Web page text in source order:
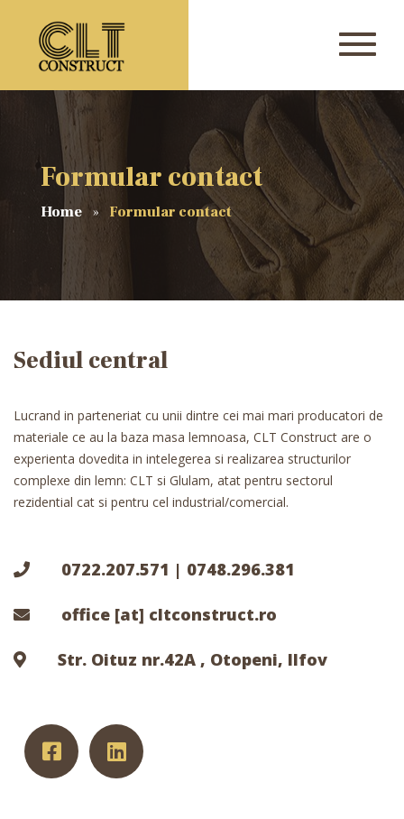
Formular contact
Home Formular contact
Sediul central
Lucrand in parteneriat cu unii dintre cei mai mari producatori de
materiale ce au la baza masa lemnoasa, CLT Construct are o
experienta dovedita in intelegerea si realizarea structurilor
complexe din lemn: CLT si Glulam, atat pentru sectorul
rezidential cat si pentru cel industrial/comercial.
0722.207.571 | 0748.296.381
office [at] cltconstruct.ro
Str. Oituz nr.42A , Otopeni, Ilfov